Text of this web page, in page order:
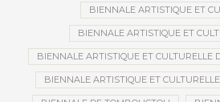
BIENNALE ARTISTIQUE ET
BIENNALE ARTISTIQUE ET
BIENNALE ARTISTIQUE ET CULTURELLE
BIENNALE ARTISTIQUE ET